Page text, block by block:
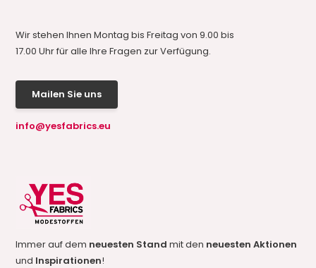
Wir stehen Ihnen Montag bis Freitag von 9.00 bis
17.00 Uhr für alle Ihre Fragen zur Verfügung.
Mailen Sie uns
info@yesfabrics.eu
Immer auf dem neuesten Standmit den neuesten Aktionen
und Inspirationen!